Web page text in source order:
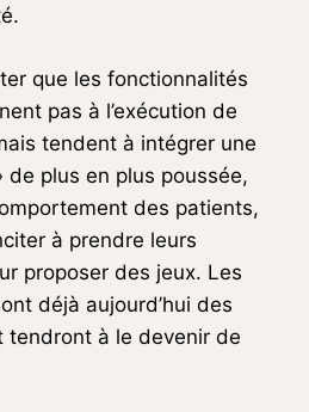
que les fonctionnalités
pas à l’exécution de
tendent à intégrer une
de plus en plus poussée,
des patients,
à prendre leurs
proposer des jeux. Les
déjà aujourd’hui des
tendront à le devenir de